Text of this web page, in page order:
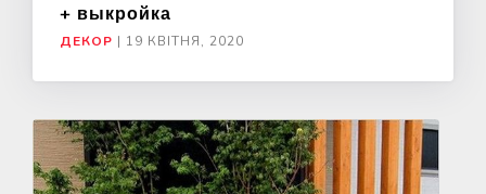
+ выкройка
ДЕКОР | 19 КВІТНЯ, 2020